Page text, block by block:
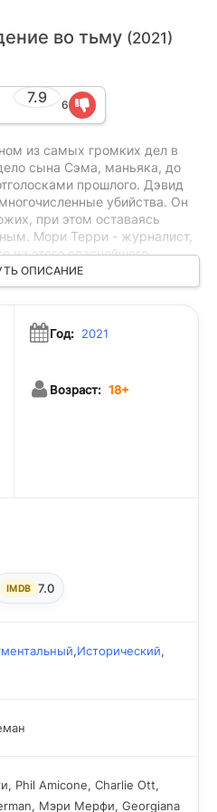
во тьму (2021)
7.9 6
из самых громких дел в
сына Сэма, маньяка, до
прошлого. Дэвид
убийства. Он
при этом оставаясь
Мори Терри - журналист,
на этого опаснейшего
что негодяй является не
какой-то тайной
поисков представлена
ОПИСАНИЕ
Год: 2021
Возраст: 18+
IMDB 7.0
,Исторический,
Phil Amicone, Charlie Ott,
Мэри Мерфи, Georgiana